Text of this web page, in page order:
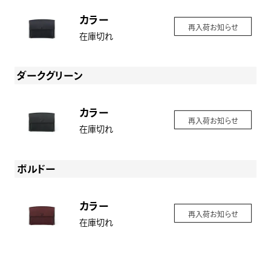
カラー
在庫切れ
再入荷お知らせ
ダークグリーン
カラー
在庫切れ
再入荷お知らせ
ボルドー
カラー
在庫切れ
再入荷お知らせ